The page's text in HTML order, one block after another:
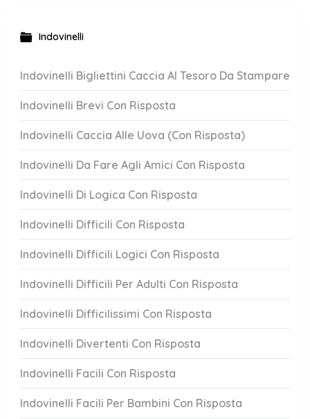
Indovinelli
Indovinelli Bigliettini Caccia Al Tesoro Da Stampare
Indovinelli Brevi Con Risposta
Indovinelli Caccia Alle Uova (Con Risposta)
Indovinelli Da Fare Agli Amici Con Risposta
Indovinelli Di Logica Con Risposta
Indovinelli Difficili Con Risposta
Indovinelli Difficili Logici Con Risposta
Indovinelli Difficili Per Adulti Con Risposta
Indovinelli Difficilissimi Con Risposta
Indovinelli Divertenti Con Risposta
Indovinelli Facili Con Risposta
Indovinelli Facili Per Bambini Con Risposta